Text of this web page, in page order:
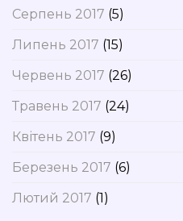
Серпень 2017 (5)
Липень 2017 (15)
Червень 2017 (26)
Травень 2017 (24)
Квітень 2017 (9)
Березень 2017 (6)
Лютий 2017 (1)